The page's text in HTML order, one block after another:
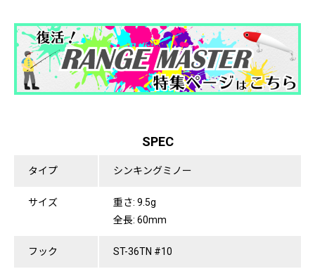
SPEC
タイプ シンキングミノー
サイズ
重さ: 9.5g
全長: 60mm
フック ST-36TN #10